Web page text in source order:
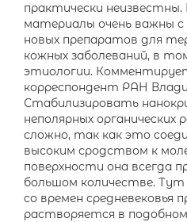
практически
материалы очень важны с
новых препаратов для
кожных заболеваний, в
этиологии.
корреспондент РАН
Стабилизировать
неполярных
сложно, так как это
высоким сродством к
поверхности она всегда
большом количестве.
со времен средневековья
растворяется в